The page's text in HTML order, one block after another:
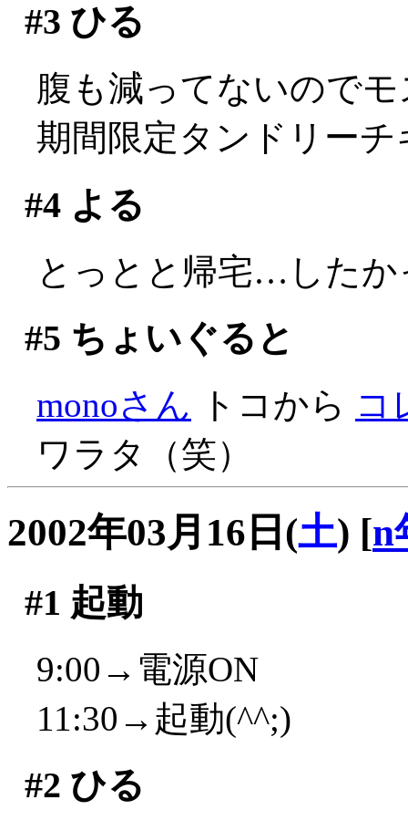
#3 ひる
腹も減ってないのでモ
期間限定タンドリー
#4よる
とっとと帰宅…したか
#5 ちょいぐると
monoさん トコから コ
ワラタ（笑）
2002年03月16日(土) [n
#1 起動
9:00→電源ON
11:30→起動(^^;)
#2 ひる